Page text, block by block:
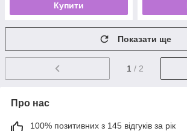
Купити
Показати ще
1 / 2
Про нас
100% позитивних з 145 відгуків за рік